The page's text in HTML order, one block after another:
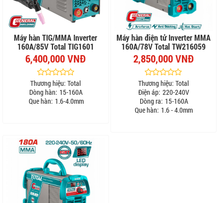
Máy hàn TIG/MMA Inverter
160A/85V Total TIG1601
6,400,000 VNĐ
Thương hiệu: Total
Dòng hàn: 15-160A
Que hàn: 1.6-4.0mm
Máy hàn điện tử Inverter MMA
160A/78V Total TW216059
2,850,000 VNĐ
Thương hiệu: Total
Điện áp: 220-240V
Dòng ra: 15-160A
Que hàn: 1.6 - 4.0mm